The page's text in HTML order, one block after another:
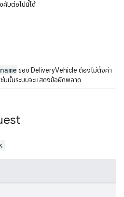
คับต่อไปนี้ได้
name ของ DeliveryVehicle ต้องไม่ตั้งค่า
นนั้นระบบจะแสดงข้อผิดพลาด